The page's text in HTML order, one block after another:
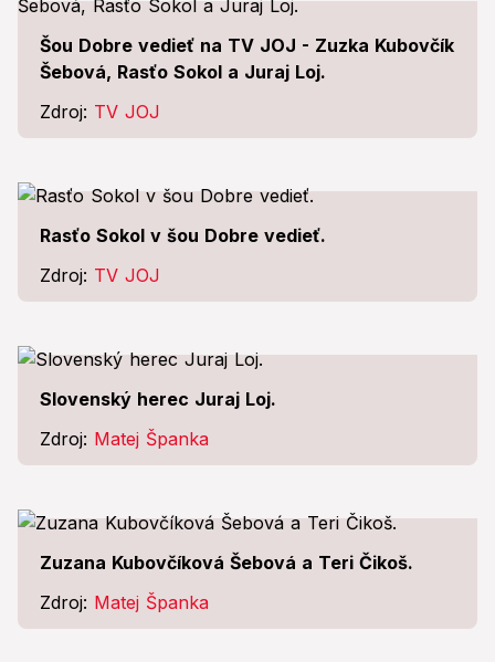
Šou Dobre vedieť na TV JOJ - Zuzka Kubovčík
Šebová, Rasťo Sokol a Juraj Loj.
Zdroj: TV JOJ
Rasťo Sokol v šou Dobre vedieť.
Zdroj: TV JOJ
Slovenský herec Juraj Loj.
Zdroj: Matej Španka
Zuzana Kubovčíková Šebová a Teri Čikoš.
Zdroj: Matej Španka